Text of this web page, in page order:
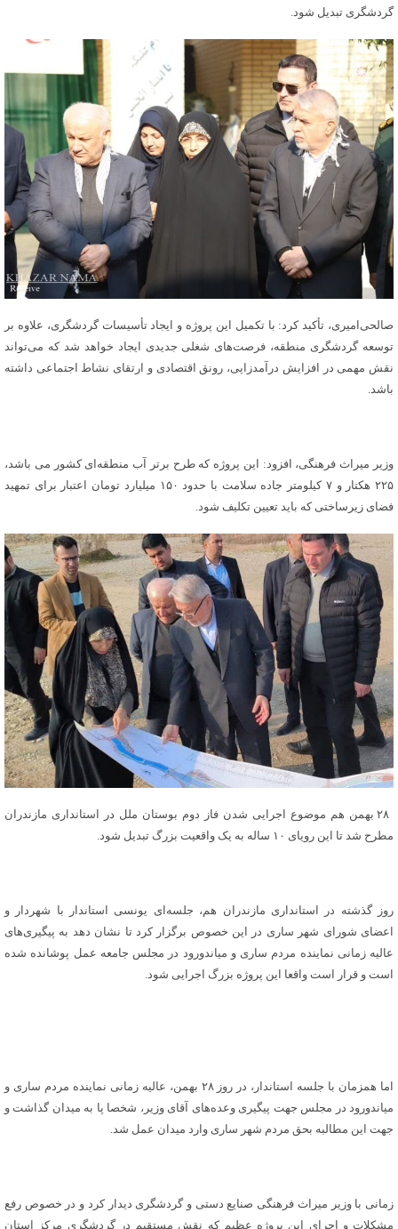
گردشگری تبدیل شود.
صالحی‌امیری، تأکید کرد: با تکمیل این پروژه و ایجاد تأسیسات گردشگری، علاوه بر
توسعه گردشگری منطقه، فرصت‌های شغلی جدیدی ایجاد خواهد شد که می‌تواند
نقش مهمی در افزایش درآمدزایی، رونق اقتصادی و ارتقای نشاط اجتماعی داشته
باشد.
وزیر میراث فرهنگی، افزود: این پروژه که طرح برتر آب منطقه‌ای کشور می باشد،
۲۲۵ هکتار و ۷ کیلومتر جاده سلامت با حدود ۱۵۰ میلیارد تومان اعتبار برای تمهید
فضای زیرساختی که باید تعیین تکلیف شود.
۲۸ بهمن هم موضوع اجرایی شدن فاز دوم بوستان ملل در استانداری مازندران
مطرح شد تا این رویای ۱۰ ساله به یک واقعیت بزرگ تبدیل شود.
روز گذشته در استانداری مازندران هم، جلسه‌ای یونسی استاندار با شهردار و
اعضای شورای شهر ساری در این خصوص برگزار کرد تا نشان دهد به پیگیری‌های
عالیه زمانی نماینده مردم ساری و میاندورود در مجلس جامعه عمل پوشانده شده
است و قرار است واقعا این پروژه بزرگ اجرایی شود.
اما همزمان با جلسه استاندار، در روز ۲۸ بهمن، عالیه زمانی نماینده مردم ساری و
میاندورود در مجلس جهت پیگیری وعده‌های آقای وزیر، شخصا پا به میدان گذاشت و
جهت این مطالبه بحق مردم شهر ساری وارد میدان عمل شد.
زمانی با وزیر میراث فرهنگی صنایع دستی و گردشگری دیدار کرد و در خصوص رفع
مشکلات و اجرای این پروژه عظیم که نقش مستقیم در گردشگری مرکز استان